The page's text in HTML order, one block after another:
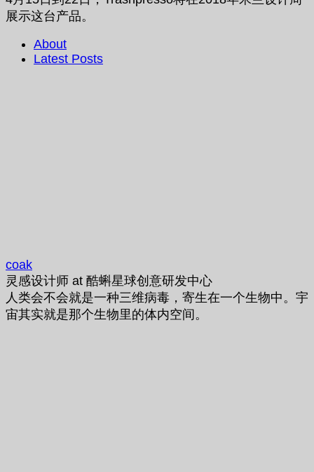
展示这台产品。
About
Latest Posts
coak
灵感设计师 at 酷蝌星球创意研发中心
人类会不会就是一种三维病毒，寄生在一个生物中。宇
宙其实就是那个生物里的体内空间。